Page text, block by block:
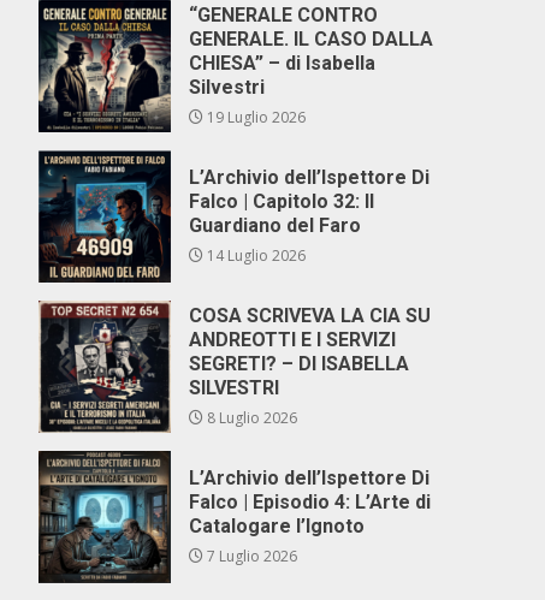
“GENERALE CONTRO
GENERALE. IL CASO DALLA
CHIESA” – di Isabella
Silvestri
19 Luglio 2026
L’Archivio dell’Ispettore Di
Falco | Capitolo 32: Il
Guardiano del Faro
14 Luglio 2026
COSA SCRIVEVA LA CIA SU
ANDREOTTI E I SERVIZI
SEGRETI? – DI ISABELLA
SILVESTRI
8 Luglio 2026
L’Archivio dell’Ispettore Di
Falco | Episodio 4: L’Arte di
Catalogare l’Ignoto
7 Luglio 2026